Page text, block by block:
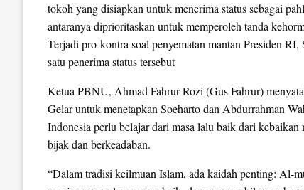
tokoh yang disiapkan untuk menerima status sebagai
antaranya diprioritaskan untuk memperoleh tanda
Terjadi pro-kontra soal penyematan mantan Presiden
satu penerima status tersebut
Ketua PBNU, Ahmad Fahrur Rozi (Gus Fahrur)
Gelar untuk menetapkan Soeharto dan Abdurrahman
Indonesia perlu belajar dari masa lalu baik dari
bijak dan berkeadaban.
“Dalam tradisi keilmuan Islam, ada kaidah penting: Al-